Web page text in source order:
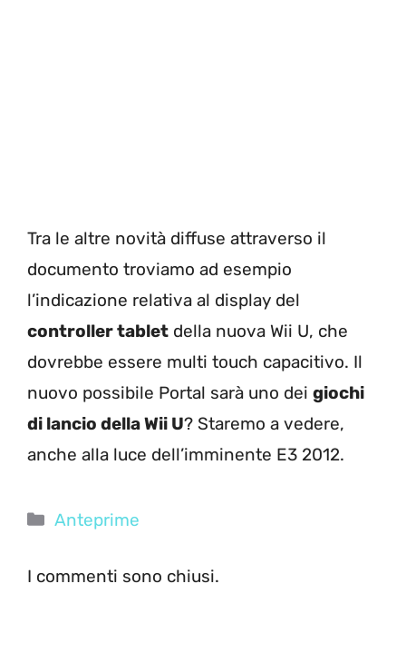
Tra le altre novità diffuse attraverso il
documento troviamo ad esempio
l’indicazione relativa al display del
controller tablet della nuova Wii U, che
dovrebbe essere multi touch capacitivo. Il
nuovo possibile Portal sarà uno dei giochi
di lancio della Wii U? Staremo a vedere,
anche alla luce dell’imminente E3 2012.
Categorie
Anteprime
I commenti sono chiusi.